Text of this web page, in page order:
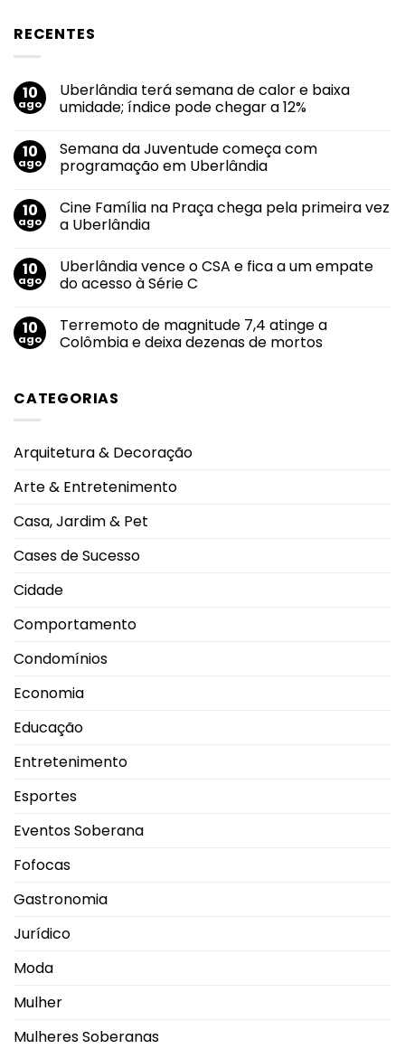
RECENTES
10
ago
Uberlândia terá semana de calor e baixa
umidade; índice pode chegar a 12%
em
Uberlândia
terá
calor
e
baixa
pode
chegar
a
10
ago
Semana da Juventude começa com
programação em Uberlândia
em
Semana
da
com
programação
em
10
ago
Cine Família na Praça chega pela primeira vez
a Uberlândia
em
Cine
Família
chega
pela
primeira
10
ago
Uberlândia vence o CSA e fica a um empate
do acesso à Série C
em
Uberlândia
vence
fica
a
acesso
C
10
ago
Terremoto de magnitude 7,4 atinge a
Colômbia e deixa dezenas de mortos
Terremoto
de
a
deixa
mortos
CATEGORIAS
Arquitetura & Decoração
Arte & Entretenimento
Casa, Jardim & Pet
Cases de Sucesso
Cidade
Comportamento
Condomínios
Economia
Educação
Entretenimento
Esportes
Eventos Soberana
Fofocas
Gastronomia
Jurídico
Moda
Mulher
Mulheres Soberanas